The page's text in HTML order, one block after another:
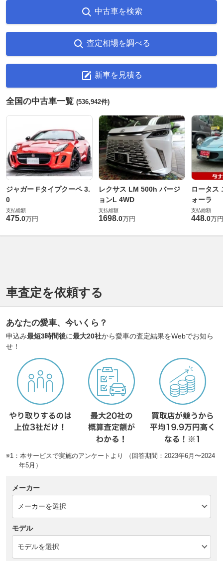
中古車を検索
査定相場を調べる
新車を見積る
全国の中古車一覧 (536,942件)
ジャガー Fタイプクーペ 3.
0
支払総額
475.0万円
レクサス LM 500h バージ
ョンL 4WD
支払総額
1698.0万円
ロータス
ォーラ
支払総額
448.0万円
車査定を依頼する
あなたの愛車、今いくら？
申込み最短3時間後に最大20社から愛車の査定結果をWebでお知ら
せ！
※1：本サービスで実施のアンケートより （回答期間：2023年6月〜2024
年5月）
メーカー
モデル